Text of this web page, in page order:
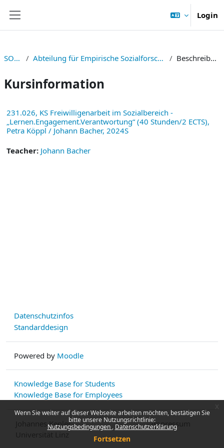
Wenn Sie weiter auf dieser Webseite arbeiten möchten, bestätigen Sie
bitte unsere Nutzungsrichtlinie:
Nutzungsbedingungen Datenschutzerklärung
Fortsetzen
Login
SOWI Abteilung für Empirische Sozialforschung Beschreibung
Kursinformation
231.026, KS Freiwilligenarbeit im Sozialbereich -
„Lernen.Engagement.Verantwortung“ (40 Stunden/2 ECTS),
Petra Köppl / Johann Bacher, 2024S
Teacher: Johann Bacher
Datenschutzinfos
Standarddesign
Powered by Moodle
Knowledge Base for Students
Knowledge Base for Employees
Johannes Kepler
Impressum